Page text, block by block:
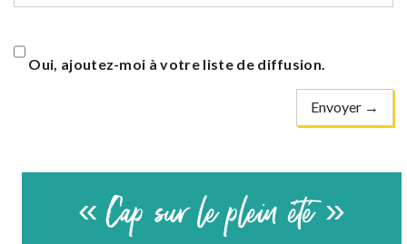
Oui, ajoutez-moi à votre liste de diffusion.
« Cap sur le plein été »